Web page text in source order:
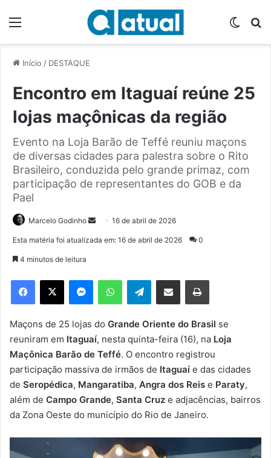
Início / DESTAQUE
Encontro em Itaguaí reúne 25
lojas maçônicas da região
Evento na Loja Barão de Teffé reuniu maçons
de diversas cidades para palestra sobre o Rito
Brasileiro, conduzida pelo grande primaz, com
participação de representantes do GOB e da
Pael
Marcelo Godinho
e
m
e
-
m
a
16 de abril de 2026
Esta matéria foi atualizada em: 16 de abril de 2026 0
4 minutos de leitura
Telegram
Maçons de 25 lojas do Grande Oriente do Brasil se
reuniram em Itaguaí, nesta quinta-feira (16), na Loja
Maçônica Barão de Teffé. O encontro registrou
participação massiva de irmãos de Itaguaí e das cidades
de Seropédica, Mangaratiba, Angra dos Reis e Paraty,
além de Campo Grande, Santa Cruz e adjacências, bairros
da Zona Oeste do município do Rio de Janeiro.